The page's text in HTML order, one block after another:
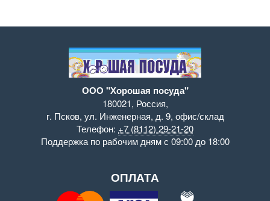
ООО "Хорошая посуда"
180021, Россия,
г. Псков, ул. Инженерная, д. 9, офис/склад
Телефон: +7 (8112) 29-21-20
Поддержка по рабочим дням с 09:00 до 18:00
ОПЛАТА